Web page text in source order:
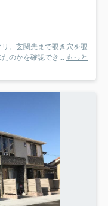
。玄関先まで覗き穴を覗
のかを確認でき... もっと